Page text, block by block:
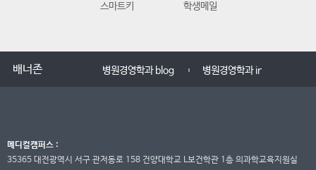
스마트키 학생메일
배너존 병원경영학과 instargram 병원경영학과
메디컬캠퍼스 :
35365 대전광역시 서구 관저동로 158 건양대학교 L보건학관 1층 의과학교육지원실